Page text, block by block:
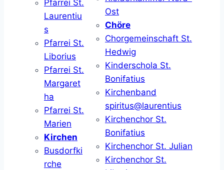
Pfarrei St.
Laurentiu
s
Pfarrei St.
Liborius
Pfarrei St.
Margaret
ha
Pfarrei St.
Marien
Kirchen
Busdorfki
rche
Ost
Chöre
Chorgemeinschaft St.
Hedwig
Kinderschola St.
Bonifatius
Kirchenband
spiritus@laurentius
Kirchenchor St.
Bonifatius
Kirchenchor St. Julian
Kirchenchor St.